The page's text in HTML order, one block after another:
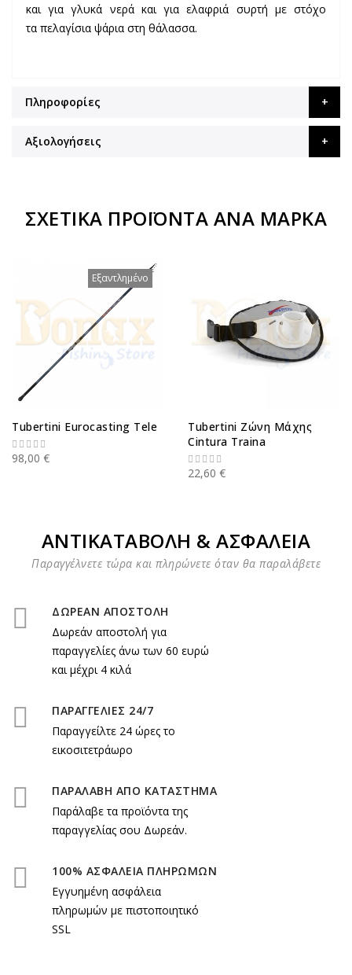
και για γλυκά νερά και για ελαφριά συρτή με στόχο
τα πελαγίσια ψάρια στη θάλασσα.
Πληροφορίες
Αξιολογήσεις
ΣΧΕΤΙΚΆ ΠΡΟΪΌΝΤΑ ΑΝΆ ΜΆΡΚΑ
Εξαντλημένο
Tubertini Eurocasting Tele
98,00 €
Tubertini Ζώνη Μάχης
Cintura Traina
22,60 €
ΑΝΤΙΚΑΤΑΒΟΛΗ & ΑΣΦΑΛΕΙΑ
Παραγγέλνετε τώρα και πληρώνετε όταν θα παραλάβετε
ΔΩΡΕΑΝ ΑΠΟΣΤΟΛΗ
Δωρεάν αποστολή για
παραγγελίες άνω των 60 ευρώ
και μέχρι 4 κιλά
ΠΑΡΑΓΓΕΛΙΕΣ 24/7
Παραγγείλτε 24 ώρες το
εικοσιτετράωρο
ΠΑΡΑΛΑΒΗ ΑΠΟ ΚΑΤΑΣΤΗΜΑ
Παράλαβε τα προϊόντα της
παραγγελίας σου Δωρεάν.
100% ΑΣΦΑΛΕΙΑ ΠΛΗΡΩΜΩΝ
Εγγυημένη ασφάλεια
πληρωμών με πιστοποιητικό
SSL